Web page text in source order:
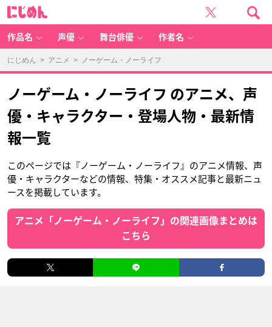
作品名 声優 舞台俳優 作者名
にじめん > アニメ > ノーゲーム・ノーライフ
ノーゲーム・ノーライフ のアニメ、声
優・キャラクター・登場人物・最新情
報一覧
このページでは『ノーゲーム・ノーライフ』のアニメ情報、声
優・キャラクターなどの情報、特集・オススメ記事と最新ニュ
ースを掲載しています。
アニメ「ノーゲーム・ノーライフ」の関連画像まとめは
こちら